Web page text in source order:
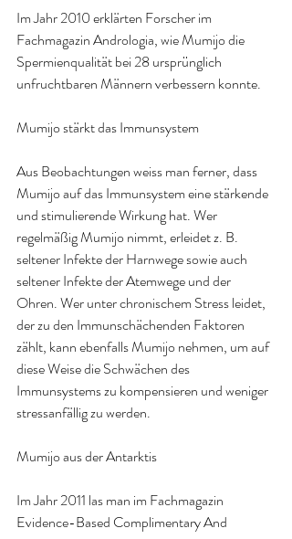
Im Jahr 2010 erklärten Forscher im
Fachmagazin Andrologia, wie Mumijo die
Spermienqualität bei 28 ursprünglich
unfruchtbaren Männern verbessern konnte.
Mumijo stärkt das Immunsystem
Aus Beobachtungen weiss man ferner, dass
Mumijo auf das Immunsystem eine stärkende
und stimulierende Wirkung hat. Wer
regelmäßig Mumijo nimmt, erleidet z. B.
seltener Infekte der Harnwege sowie auch
seltener Infekte der Atemwege und der
Ohren. Wer unter chronischem Stress leidet,
der zu den Immunschächenden Faktoren
zählt, kann ebenfalls Mumijo nehmen, um auf
diese Weise die Schwächen des
Immunsystems zu kompensieren und weniger
stressanfällig zu werden.
Mumijo aus der Antarktis
Im Jahr 2011 las man im Fachmagazin
Evidence-Based Complimentary And